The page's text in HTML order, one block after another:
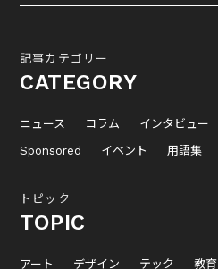
記事カテゴリー
CATEGORY
ニュース コラム インタビュー
Sponsored
イベント 用語集
トピック
TOPIC
アート デザイン テック 教育